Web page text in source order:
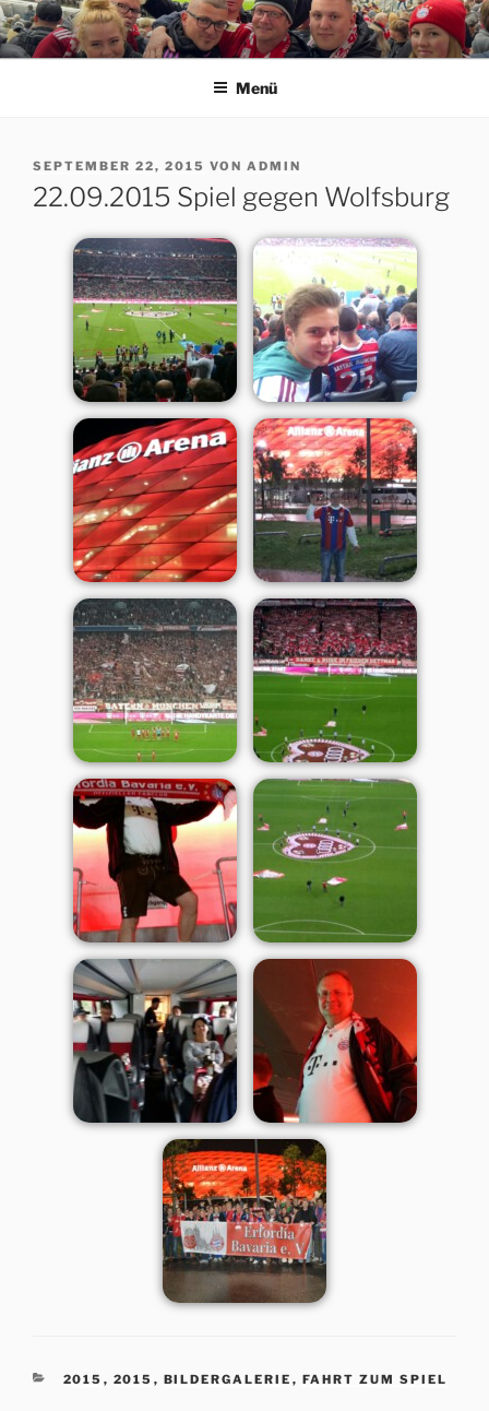
Zum
Inhalt
springenERFORDIA BAVARIA E.V.
Herzlich Willkommen auf der Homepage des Erfurter FC Bayern
Menü
VERÖFFENTLICHT
AM
SEPTEMBER 22, 2015 VON ADMIN
22.09.2015 Spiel gegen Wolfsburg
KATEGORIEN
2015 , 2015 , BILDERGALERIE , FAHRT ZUM SPIEL